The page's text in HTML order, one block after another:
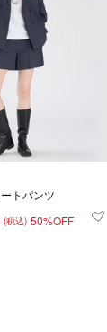
トパンツ
(税込) 50%OFF